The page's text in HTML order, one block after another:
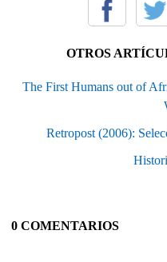
OTROS
The First Humans out of
Retropost (2006):
0 COMENTARIOS